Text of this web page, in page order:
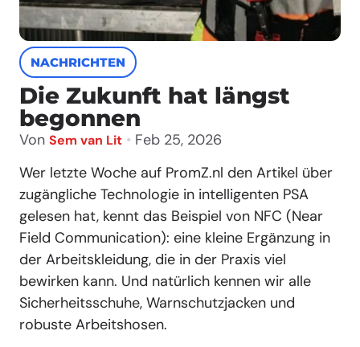
NACHRICHTEN
Die Zukunft hat längst
begonnen
Von Sem van Lit • Feb 25, 2026
Wer letzte Woche auf PromZ.nl den Artikel über
zugängliche Technologie in intelligenten PSA
gelesen hat, kennt das Beispiel von NFC (Near
Field Communication): eine kleine Ergänzung in
der Arbeitskleidung, die in der Praxis viel
bewirken kann. Und natürlich kennen wir alle
Sicherheitsschuhe, Warnschutzjacken und
robuste Arbeitshosen.